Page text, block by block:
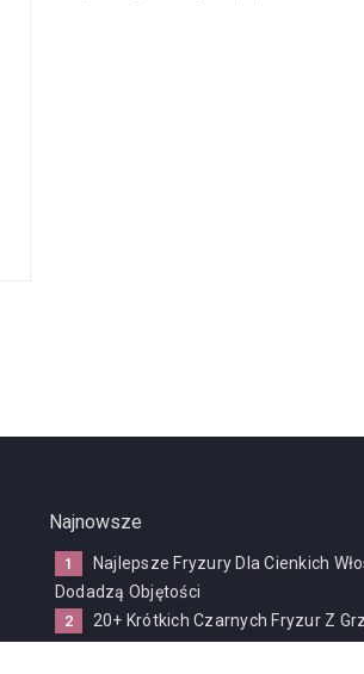
Najnowsze
Najlepsze Fryzury Dla Cienkich
Dodadzą Objętości
20+ Krótkich Czarnych Fryzur Z